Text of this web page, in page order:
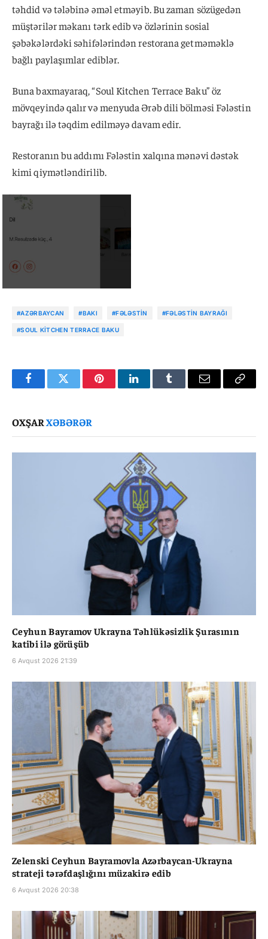
təhdid və tələbinə əməl etməyib. Bu zaman sözügedən
müştərilər məkanı tərk edib və özlərinin sosial
şəbəkələrdəki səhifələrindən restorana getməməklə
bağlı paylaşımlar ediblər.
Buna baxmayaraq, “Soul Kitchen Terrace Baku” öz
mövqeyində qalır və menyuda Ərəb dili bölməsi Fələstin
bayrağı ilə təqdim edilməyə davam edir.
Restoranın bu addımı Fələstin xalqına mənəvi dəstək
kimi qiymətləndirilib.
#AZƏRBAYCAN #BAKI #FƏLƏSTIN #FƏLƏSTIN BAYRAĞI
#SOUL KITCHEN TERRACE BAKU
FacebookTwitter PinterestLinkedInTumblr Email
Copy
OXŞARXƏBƏRƏR
Ceyhun Bayramov Ukrayna Təhlükəsizlik Şurasının
katibi ilə görüşüb
6 Avqust 2026 21:39
Zelenski Ceyhun Bayramovla Azərbaycan-Ukrayna
strateji tərəfdaşlığını müzakirə edib
6 Avqust 2026 20:38